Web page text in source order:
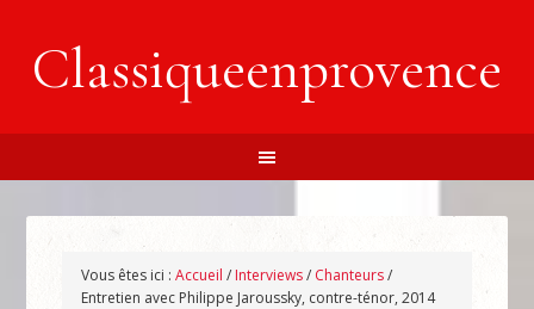
Classiqueenprovence
Vous êtes ici :Accueil / Interviews/ Chanteurs/
Entretien avec Philippe Jaroussky, contre-ténor, 2014